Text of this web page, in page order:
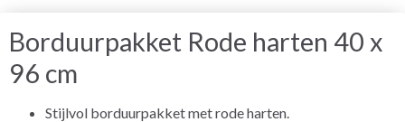
Borduurpakket Rode harten 40 x
96 cm
Stijlvol borduurpakket met rode harten.